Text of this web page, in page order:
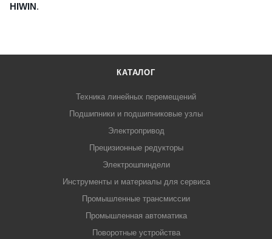
HIWIN.
КАТАЛОГ
Техника линейных перемещений
Подшипники и подшипниковые узлы
Электропривод
Прецизионные редукторы
Электрошпиндели
Инструменты и материалы для сервиса
Промышленные трансмиссии
Промышленная автоматика
Поворотные устройства